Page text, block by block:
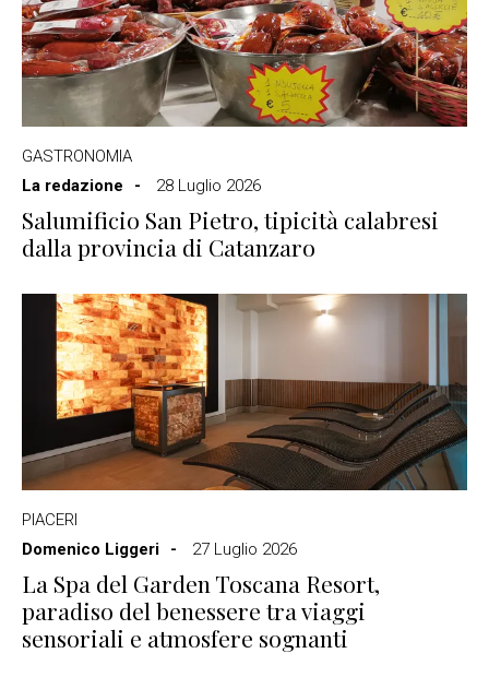
GASTRONOMIA
La redazione
28 Luglio 2026
Salumificio San Pietro, tipicità calabresi
dalla provincia di Catanzaro
PIACERI
Domenico Liggeri
27 Luglio 2026
La Spa del Garden Toscana Resort,
paradiso del benessere tra viaggi
sensoriali e atmosfere sognanti